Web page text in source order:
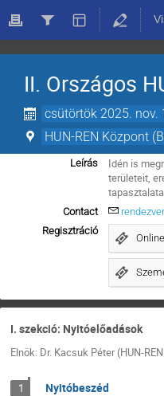
II. Országos
csütörtök 2025. nov.
HUN-REN Központ
Leírás
Idén is
területeit,
Contact
Regisztráció
I. szekció: Nyitóelőadások
Elnök: Dr. Kacsuk Péter (HUN-
1 Nyitóbeszéd